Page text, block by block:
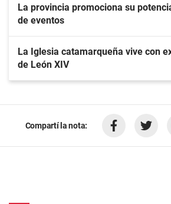
La provincia promociona su
de eventos
La Iglesia catamarqueña vive con
de León XIV
Compartí la nota: